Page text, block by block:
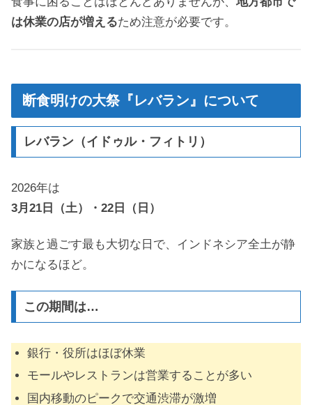
は休業の店が増えるため注意が必要です。
断食明けの大祭『レバラン』について
レバラン（イドゥル・フィトリ）
2026年は
3月21日（土）・22日（日）
家族と過ごす最も大切な日で、インドネシア全土が静
かになるほど。
この期間は…
銀行・役所はほぼ休業
モールやレストランは営業することが多い
国内移動のピークで交通渋滞が激増